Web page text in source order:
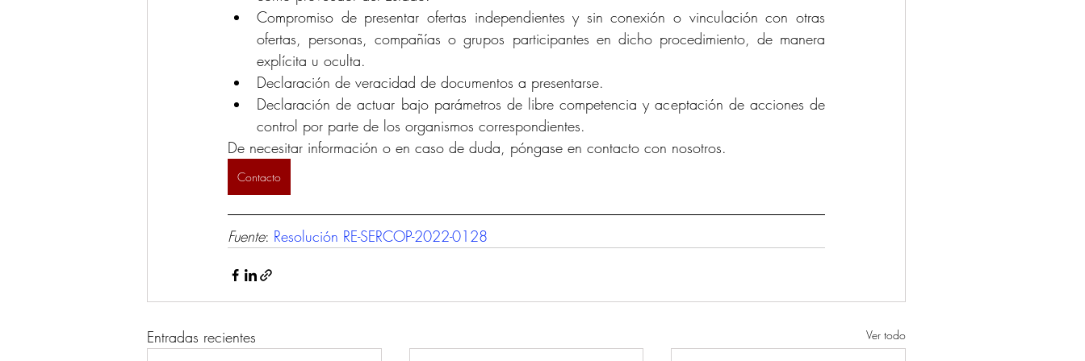
Compromiso de presentar ofertas independientes y sin conexión o vinculación con otras
ofertas, personas, compañías o grupos participantes en dicho procedimiento, de manera
explícita u oculta.
Declaración de veracidad de documentos a presentarse.
Declaración de actuar bajo parámetros de libre competencia y aceptación de acciones de
control por parte de los organismos correspondientes.
De necesitar información o en caso de duda, póngase en contacto con nosotros.
Contacto
Fuente: Resolución RE-SERCOP-2022-0128
Entradas recientes Ver todo